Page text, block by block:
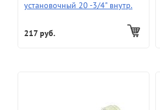
установочный 20 -3/4" внутр.
217 руб.